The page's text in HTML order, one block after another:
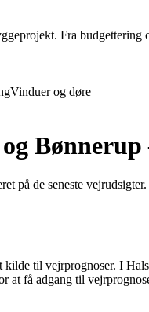
Fra
Vinduer og døre
på de seneste
til vejrprognoser. I
få adgang til